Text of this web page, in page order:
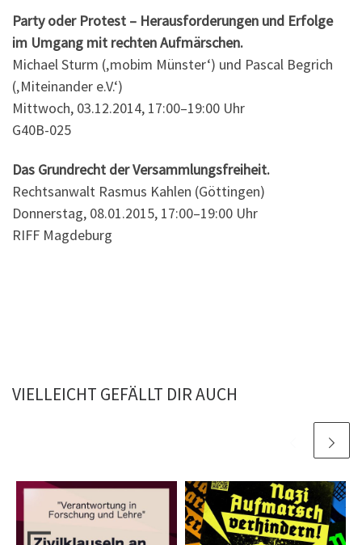
Party oder Protest – Herausforderungen und Erfolge
im Umgang mit rechten Aufmärschen.
Michael Sturm (‚mobim Münster‘) und Pascal Begrich
(‚Miteinander e.V.‘)
Mittwoch, 03.12.2014, 17:00–19:00 Uhr
G40B-025
Das Grundrecht der Versammlungsfreiheit.
Rechtsanwalt Rasmus Kahlen (Göttingen)
Donnerstag, 08.01.2015, 17:00–19:00 Uhr
RIFF Magdeburg
VIELLEICHT GEFÄLLT DIR AUCH